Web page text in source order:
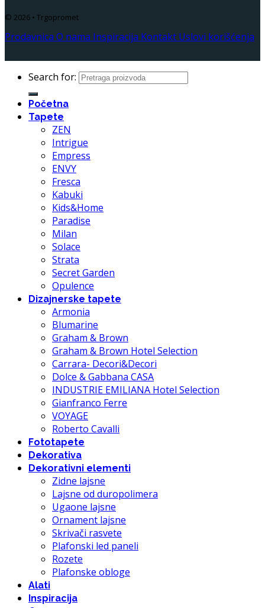
© 2026 • Trgopromet
Prodavnica O nama Inspiracija Kontakt Uslovi korišćenja
Search for:
Početna
Tapete
ZEN
Intrigue
Empress
ENVY
Fresca
Kabuki
Kids&Home
Paradise
Milan
Solace
Strata
Secret Garden
Opulence
Dizajnerske tapete
Armonia
Blumarine
Graham & Brown
Graham & Brown Hotel Selection
Carrara- Decori&Decori
Dolce & Gabbana CASA
INDUSTRIE EMILIANA Hotel Selection
Gianfranco Ferre
VOYAGE
Roberto Cavalli
Fototapete
Dekorativa
Dekorativni elementi
Zidne lajsne
Lajsne od duropolimera
Ugaone lajsne
Ornament lajsne
Skrivači rasvete
Plafonski led paneli
Rozete
Plafonske obloge
Alati
Inspiracija